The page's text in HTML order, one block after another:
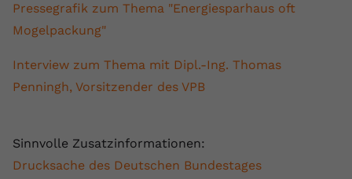
Pressegrafik zum Thema "Energiesparhaus oft
Mogelpackung"
Interview zum Thema mit Dipl.-Ing. Thomas
Penningh, Vorsitzender des VPB
Sinnvolle Zusatzinformationen:
Drucksache des Deutschen Bundestages